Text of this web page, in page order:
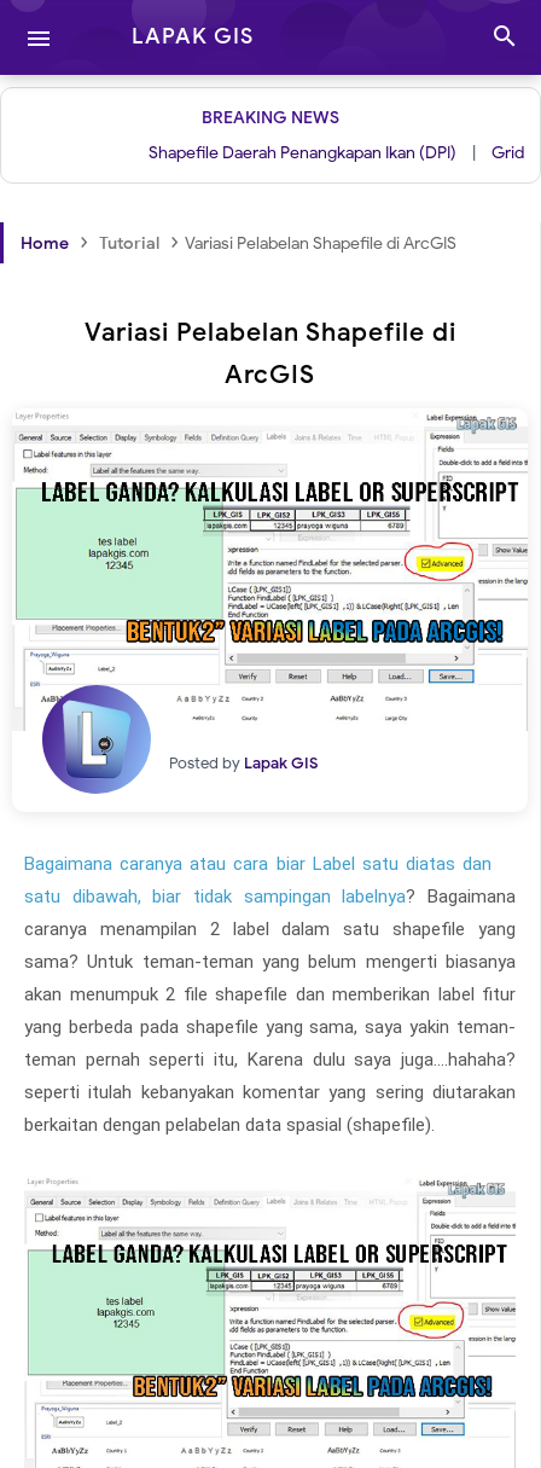
 LAPAK GIS 
BREAKING NEWS
Shapefile Daerah Penangkapan Ikan (DPI) | Grid untuk
Home › Tutorial › Variasi Pelabelan Shapefile di ArcGIS
Variasi Pelabelan Shapefile di
ArcGIS
Posted by Lapak GIS
Bagaimana caranya atau cara biar Label satu diatas dan
satu dibawah, biar tidak sampingan labelnya? Bagaimana
caranya menampilan 2 label dalam satu shapefile yang
sama? Untuk teman-teman yang belum mengerti biasanya
akan menumpuk 2 file shapefile dan memberikan label fitur
yang berbeda pada shapefile yang sama, saya yakin teman-
teman pernah seperti itu, Karena dulu saya juga….hahaha?
seperti itulah kebanyakan komentar yang sering diutarakan
berkaitan dengan pelabelan data spasial (shapefile).